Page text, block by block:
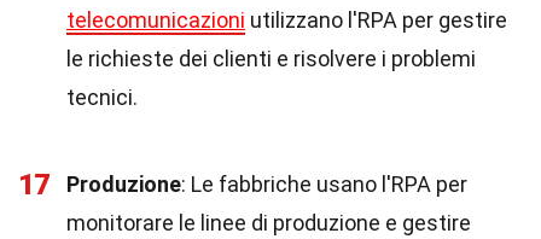
telecomunicazioni utilizzano l'RPA per gestire
le richieste dei clienti e risolvere i problemi
tecnici.
17 Produzione: Le fabbriche usano l'RPA per
monitorare le linee di produzione e gestire